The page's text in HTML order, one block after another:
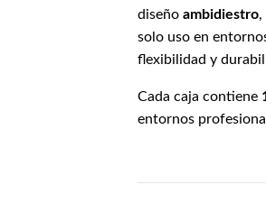
diseño ambidiestro,
solo uso en
flexibilidad y
Cada caja contiene
entornos